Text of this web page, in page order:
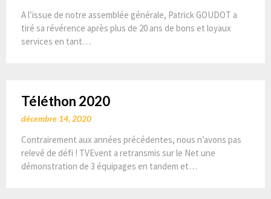
A l’issue de notre assemblée générale, Patrick GOUDOT a
tiré sa révérence après plus de 20 ans de bons et loyaux
services en tant…
Téléthon 2020
décembre 14, 2020
Contrairement aux années précédentes, nous n’avons pas
relevé de défi ! TVEvent a retransmis sur le Net une
démonstration de 3 équipages en tandem et…